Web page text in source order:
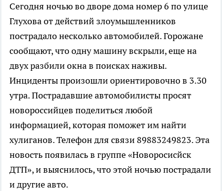
Сегодня ночью во дворе дома номер 6 по улице
Глухова от действий злоумышленников
пострадало несколько автомобилей. Горожане
сообщают, что одну машину вскрыли, еще на
двух разбили окна в поисках наживы.
Инциденты произошли ориентировочно в 3.30
утра. Пострадавшие автомобилисты просят
новороссийцев поделиться любой
информацией, которая поможет им найти
хулиганов. Телефон для связи 89883249823. Эта
новость появилась в группе «Новоросисйск
ДТП», и выяснилось, что этой ночью пострадали
и другие авто.